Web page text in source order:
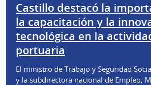
Castillo destacó la
la capacitación y la
tecnológica en la
portuaria
El ministro de Trabajo y Seguridad
y la subdirectora nacional de Empleo,